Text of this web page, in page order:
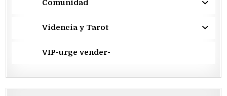
Comunidad
Videncia y Tarot
VIP-urge vender-